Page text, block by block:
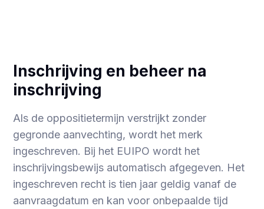
Inschrijving en beheer na
inschrijving
Als de oppositietermijn verstrijkt zonder
gegronde aanvechting, wordt het merk
ingeschreven. Bij het EUIPO wordt het
inschrijvingsbewijs automatisch afgegeven. Het
ingeschreven recht is tien jaar geldig vanaf de
aanvraagdatum en kan voor onbepaalde tijd